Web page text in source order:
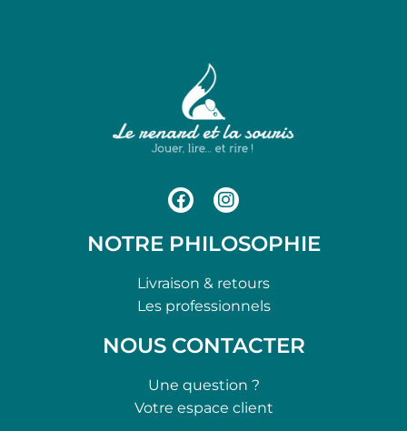
NOTRE PHILOSOPHIE
Livraison & retours
Les professionnels
NOUS CONTACTER
Une question ?
Votre espace client